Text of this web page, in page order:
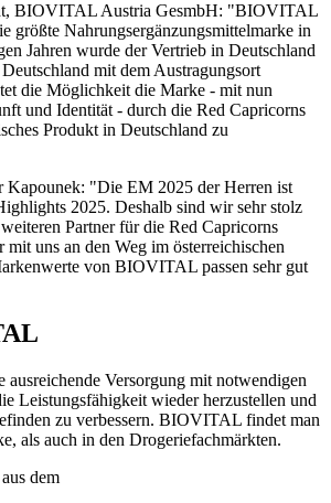
BIOVITAL Austria GesmbH: "BIOVITAL
größte Nahrungsergänzungsmittelmarke in
Jahren wurde der Vertrieb in Deutschland
mit dem Austragungsort
die Möglichkeit die Marke - mit nun
und Identität - durch die Red Capricorns
Produkt in Deutschland zu
Kapounek: "Die EM 2025 der Herren ist
2025. Deshalb sind wir sehr stolz
Partner für die Red Capricorns
mit uns an den Weg im österreichischen
von BIOVITAL passen sehr gut
Versorgung mit notwendigen
Leistungsfähigkeit wieder herzustellen und
zu verbessern. BIOVITAL findet man
als auch in den Drogeriefachmärkten.
dem